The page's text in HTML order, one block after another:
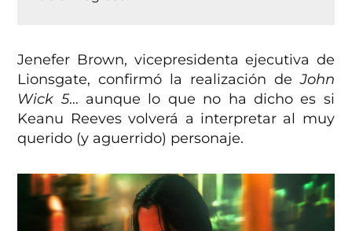
Jenefer Brown, vicepresidenta ejecutiva de
Lionsgate, confirmó la realización deJohn
Wick 5… aunque lo que no ha dicho es si
Keanu Reeves volverá a interpretar al muy
querido (y aguerrido) personaje.